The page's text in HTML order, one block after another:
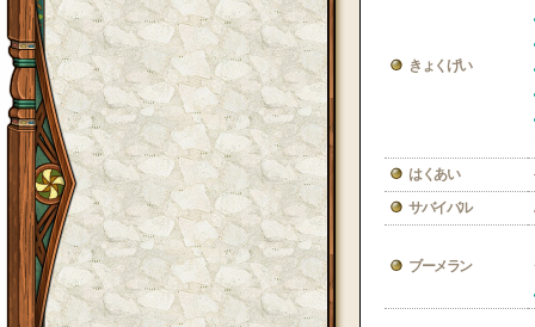
きょくげい
はくあい
サバイバル
ブーメラン